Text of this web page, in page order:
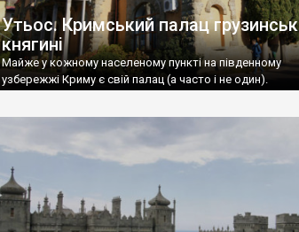
Утьос. Кримський палац
княгині
Майже у кожному населеному пункті на південному
узбережжі Криму є свій палац (а часто і не один).